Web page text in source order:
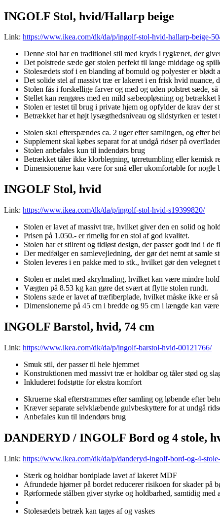
INGOLF Stol, hvid/Hallarp beige
Link: https://www.ikea.com/dk/da/p/ingolf-stol-hvid-hallarp-beige-
Denne stol har en traditionel stil med kryds i ryglænet, der
Det polstrede sæde gør stolen perfekt til lange middage og
Stolesædets stof i en blanding af bomuld og polyester er blødt
Det solide stel af massivt træ er lakeret i en frisk hvid nuance,
Stolen fås i forskellige farver og med og uden polstret sæde,
Stellet kan rengøres med en mild sæbeopløsning og betrækket
Stolen er testet til brug i private hjem og opfylder de krav der
Betrækket har et højt lysægthedsniveau og slidstyrken er
Stolen skal efterspændes ca. 2 uger efter samlingen, og efter
Supplement skal købes separat for at undgå ridser på
Stolen anbefales kun til indendørs brug
Betrækket tåler ikke klorblegning, tørretumbling eller kemisk
Dimensionerne kan være for små eller ukomfortable for nogle
INGOLF Stol, hvid
Link: https://www.ikea.com/dk/da/p/ingolf-stol-hvid-s19399820/
Stolen er lavet af massivt træ, hvilket giver den en solid og
Prisen på 1.050.- er rimelig for en stol af god kvalitet.
Stolen har et stilrent og tidløst design, der passer godt ind i de
Der medfølger en samlevejledning, der gør det nemt at samle
Stolen leveres i en pakke med to stk., hvilket gør den
Stolen er malet med akrylmaling, hvilket kan være mindre
Vægten på 8.53 kg kan gøre det svært at flytte stolen rundt.
Stolens sæde er lavet af træfiberplade, hvilket måske ikke er
Dimensionerne på 45 cm i bredde og 95 cm i længde kan
INGOLF Barstol, hvid, 74 cm
Link: https://www.ikea.com/dk/da/p/ingolf-barstol-hvid-00121766/
Smuk stil, der passer til hele hjemmet
Konstruktionen med massivt træ er holdbar og tåler stød og
Inkluderet fodstøtte for ekstra komfort
Skruerne skal efterstrammes efter samling og løbende efter
Kræver separate selvklæbende gulvbeskyttere for at undgå
Anbefales kun til indendørs brug
DANDERYD / INGOLF Bord og 4 stole,
Link: https://www.ikea.com/dk/da/p/danderyd-ingolf-bord-og-4-
Stærk og holdbar bordplade lavet af lakeret MDF
Afrundede hjørner på bordet reducerer risikoen for skader på
Rørformede stålben giver styrke og holdbarhed, samtidig med
Stolesædets betræk kan tages af og vaskes